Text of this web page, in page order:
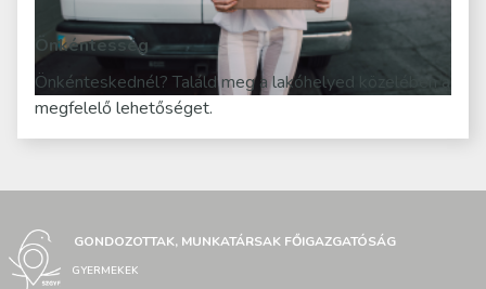
Önkéntesség
Önkénteskednél? Találd meg a lakóhelyed közelében a
megfelelő lehetőséget.
GONDOZOTTAK, MUNKATÁRSAK FŐIGAZGATÓSÁG
GYERMEKEK